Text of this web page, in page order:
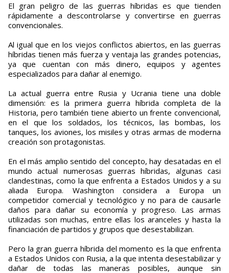
El gran peligro de las guerras híbridas es que tienden
rápidamente a descontrolarse y convertirse en guerras
convencionales.
Al igual que en los viejos conflictos abiertos, en las guerras
híbridas tienen más fuerza y ventaja las grandes potencias,
ya que cuentan con más dinero, equipos y agentes
especializados para dañar al enemigo.
La actual guerra entre Rusia y Ucrania tiene una doble
dimensión: es la primera guerra híbrida completa de la
Historia, pero también tiene abierto un frente convencional,
en el que los soldados, los técnicos, las bombas, los
tanques, los aviones, los misiles y otras armas de moderna
creación son protagonistas.
En el más amplio sentido del concepto, hay desatadas en el
mundo actual numerosas guerras híbridas, algunas casi
clandestinas, como la que enfrenta a Estados Unidos y a su
aliada Europa. Washington considera a Europa un
competidor comercial y tecnológico y no para de causarle
daños para dañar su economía y progreso. Las armas
utilizadas son muchas, entre ellas los aranceles y hasta la
financiación de partidos y grupos que desestabilizan.
Pero la gran guerra híbrida del momento es la que enfrenta
a Estados Unidos con Rusia, a la que intenta desestabilizar y
dañar de todas las maneras posibles, aunque sin